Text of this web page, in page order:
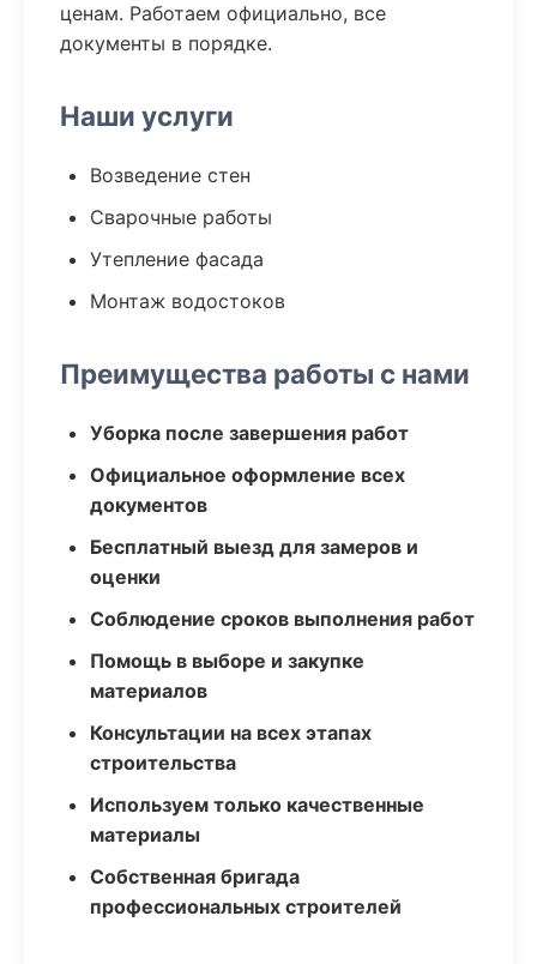
ценам. Работаем официально, все
документы в порядке.
Наши услуги
Возведение стен
Сварочные работы
Утепление фасада
Монтаж водостоков
Преимущества работы с нами
Уборка после завершения работ
Официальное оформление всех
документов
Бесплатный выезд для замеров и
оценки
Соблюдение сроков выполнения работ
Помощь в выборе и закупке
материалов
Консультации на всех этапах
строительства
Используем только качественные
материалы
Собственная бригада
профессиональных строителей